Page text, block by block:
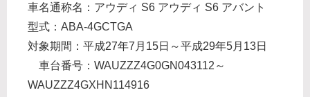
車名通称名：アウディ S6 アウディ S6 アバント
型式：ABA-4GCTGA
対象期間：平成27年7月15日～平成29年5月13日
車台番号：WAUZZZ4G0GN043112～
WAUZZZ4GXHN114916